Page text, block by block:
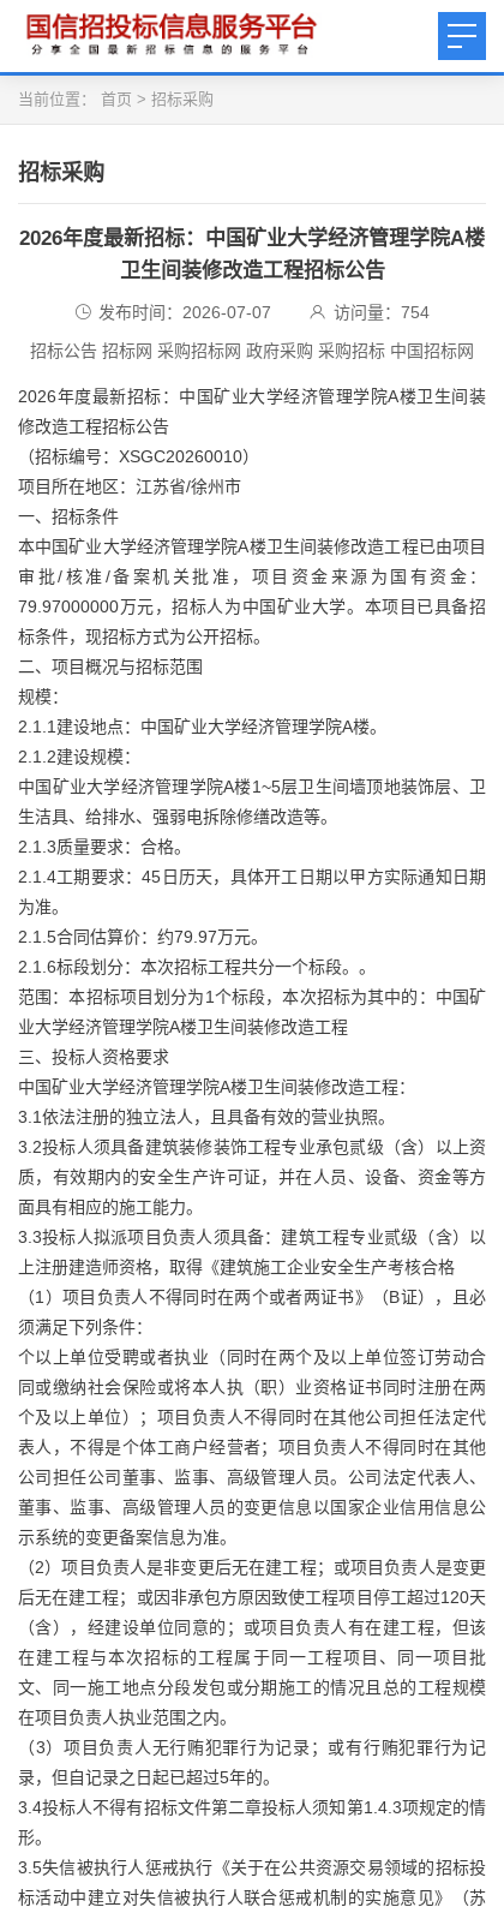
当前位置： 首页 > 招标采购
招标采购
2026年度最新招标：中国矿业大学经济管理学院A楼
卫生间装修改造工程招标公告
发布时间：2026-07-07 访问量： 754
招标公告 招标网 采购招标网 政府采购 采购招标 中国招标网
2026年度最新招标：中国矿业大学经济管理学院A楼卫生间装
修改造工程招标公告
（招标编号：XSGC20260010）
项目所在地区：江苏省/徐州市
一、招标条件
本中国矿业大学经济管理学院A楼卫生间装修改造工程已由项目
审批/核准/备案机关批准，项目资金来源为国有资金：
79.97000000万元，招标人为中国矿业大学。本项目已具备招
标条件，现招标方式为公开招标。
二、项目概况与招标范围
规模：
2.1.1建设地点：中国矿业大学经济管理学院A楼。
2.1.2建设规模：
中国矿业大学经济管理学院A楼1~5层卫生间墙顶地装饰层、卫
生洁具、给排水、强弱电拆除修缮改造等。
2.1.3质量要求：合格。
2.1.4工期要求：45日历天，具体开工日期以甲方实际通知日期
为准。
2.1.5合同估算价：约79.97万元。
2.1.6标段划分：本次招标工程共分一个标段。。
范围：本招标项目划分为1个标段，本次招标为其中的：中国矿
业大学经济管理学院A楼卫生间装修改造工程
三、投标人资格要求
中国矿业大学经济管理学院A楼卫生间装修改造工程：
3.1依法注册的独立法人，且具备有效的营业执照。
3.2投标人须具备建筑装修装饰工程专业承包贰级（含）以上资
质，有效期内的安全生产许可证，并在人员、设备、资金等方
面具有相应的施工能力。
3.3投标人拟派项目负责人须具备：建筑工程专业贰级（含）以
上注册建造师资格，取得《建筑施工企业安全生产考核合格
（1）项目负责人不得同时在两个或者两证书》（B证），且必
须满足下列条件：
个以上单位受聘或者执业（同时在两个及以上单位签订劳动合
同或缴纳社会保险或将本人执（职）业资格证书同时注册在两
个及以上单位）；项目负责人不得同时在其他公司担任法定代
表人，不得是个体工商户经营者；项目负责人不得同时在其他
公司担任公司董事、监事、高级管理人员。公司法定代表人、
董事、监事、高级管理人员的变更信息以国家企业信用信息公
示系统的变更备案信息为准。
（2）项目负责人是非变更后无在建工程；或项目负责人是变更
后无在建工程；或因非承包方原因致使工程项目停工超过120天
（含），经建设单位同意的；或项目负责人有在建工程，但该
在建工程与本次招标的工程属于同一工程项目、同一项目批
文、同一施工地点分段发包或分期施工的情况且总的工程规模
在项目负责人执业范围之内。
（3）项目负责人无行贿犯罪行为记录；或有行贿犯罪行为记
录，但自记录之日起已超过5年的。
3.4投标人不得有招标文件第二章投标人须知第1.4.3项规定的情
形。
3.5失信被执行人惩戒执行《关于在公共资源交易领域的招标投
标活动中建立对失信被执行人联合惩戒机制的实施意见》（苏